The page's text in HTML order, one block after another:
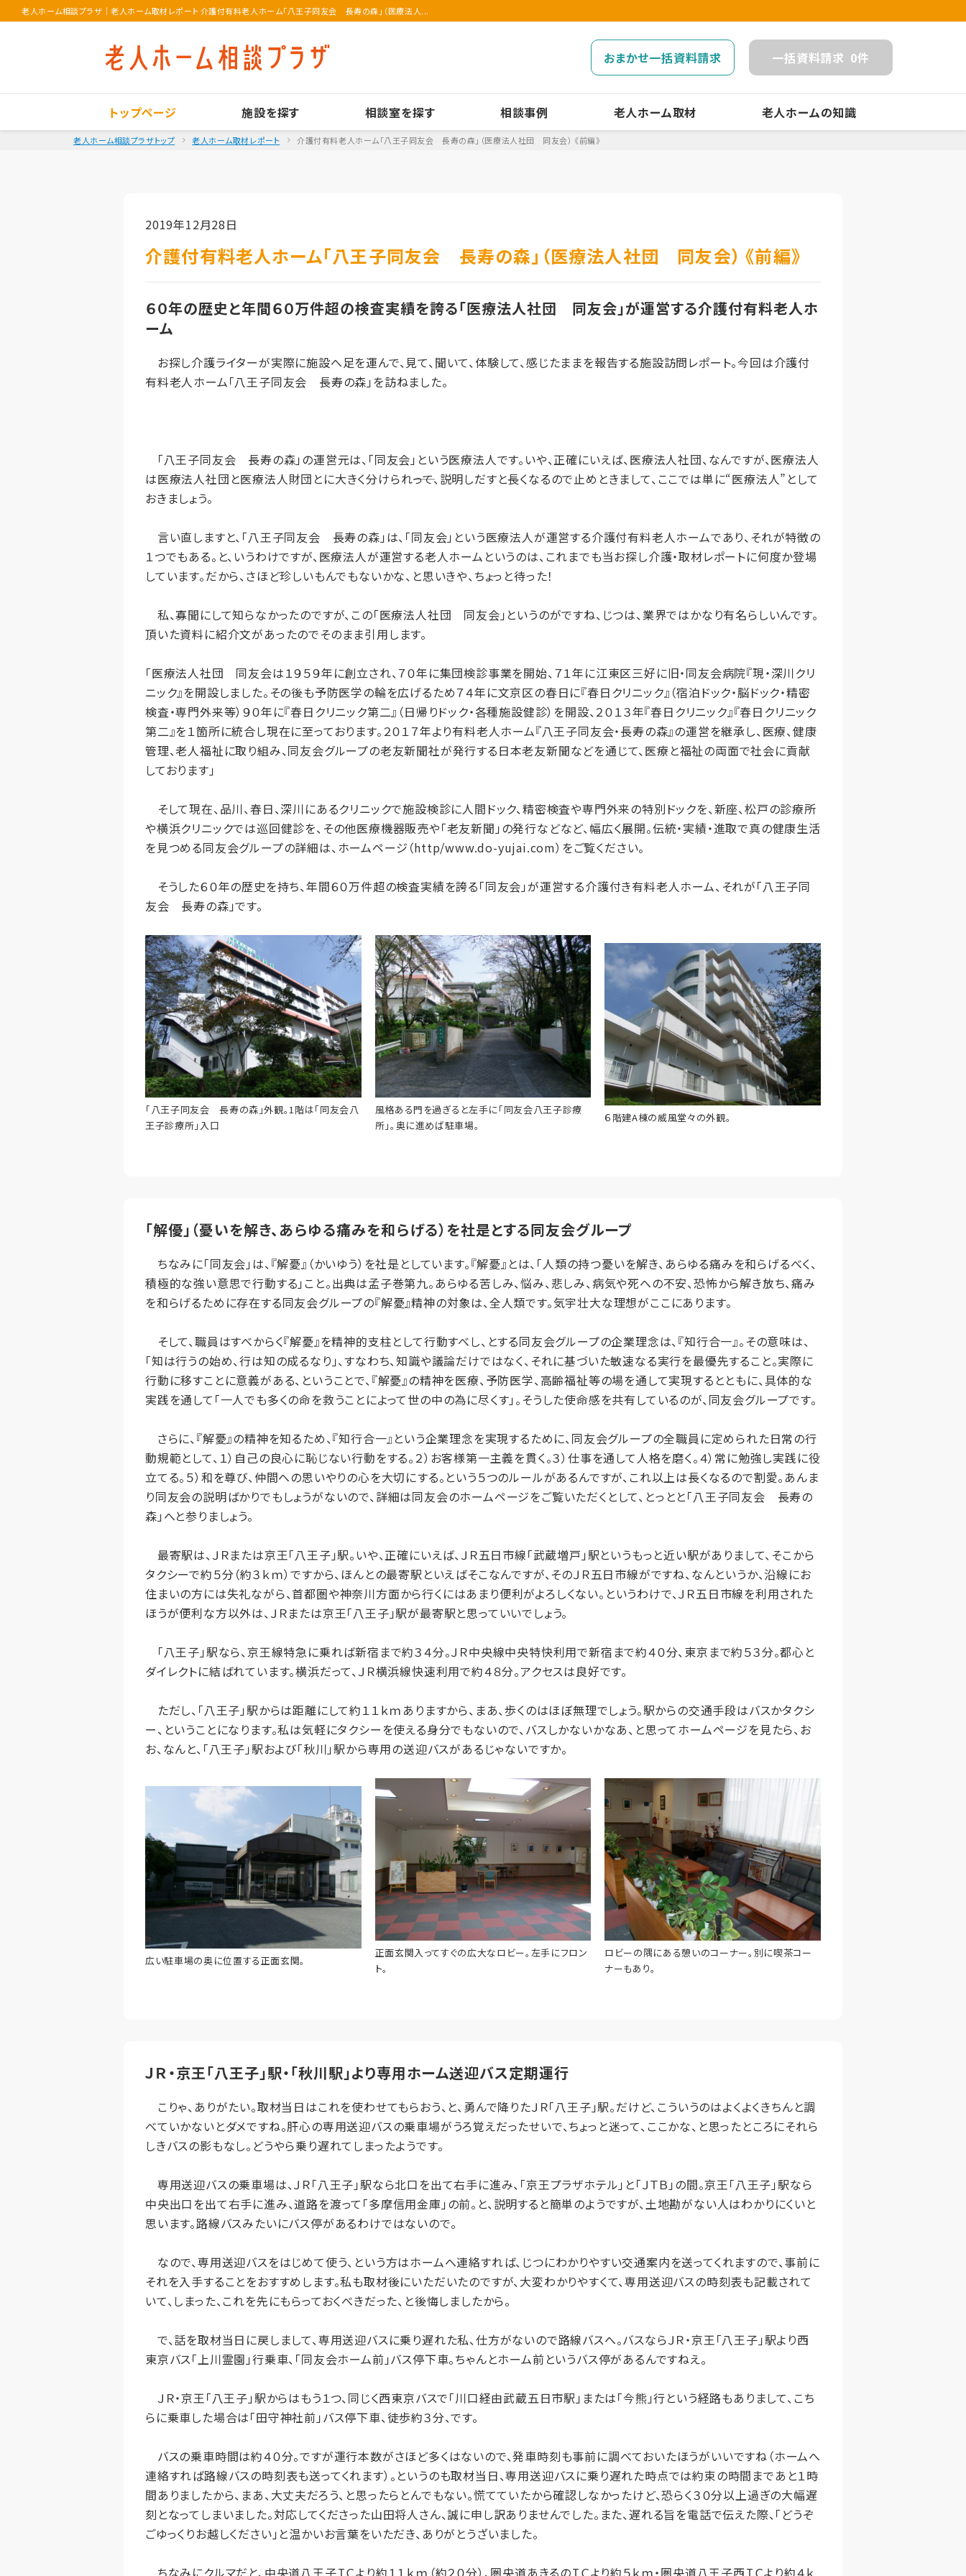
老人ホーム相談プラザ ｜老人ホーム取材レポート 介護付有料老人ホーム「八王子同友会 長寿の森」（医療法人...
おまかせ一括資料請求 一括資料請求 0件
トップページ 施設を探す 相談室を探す 相談事例 老人ホーム取材 老人ホームの知識
老人ホーム相談プラザトップ 老人ホーム取材レポート 介護付有料老人ホーム「八王子同友会 長寿の森」（医療法人社団 同友会） 《前編》
2019年12月28日
介護付有料老人ホーム「八王子同友会 長寿の森」（医療法人社団 同友会） 《前編》
６０年の歴史と年間６０万件超の検査実績を誇る「医療法人社団 同友会」が運営する介護付有料老人ホ
ーム
お探し介護ライターが実際に施設へ足を運んで、見て、聞いて、体験して、感じたままを報告する施設訪問レポート。今回は介護付
有料老人ホーム「八王子同友会 長寿の森」を訪ねました。
「八王子同友会 長寿の森」の運営元は、「同友会」という医療法人です。いや、正確にいえば、医療法人社団、なんですが、医療法人
は医療法人社団と医療法人財団とに大きく分けられ――って、説明しだすと長くなるので止めときまして、ここでは単に“医療法人”として
おきましょう。
言い直しますと、「八王子同友会 長寿の森」は、「同友会」という医療法人が運営する介護付有料老人ホームであり、それが特徴の
１つでもある。と、いうわけですが、医療法人が運営する老人ホームというのは、これまでも当お探し介護・取材レポートに何度か登場
しています。だから、さほど珍しいもんでもないかな、と思いきや、ちょっと待った！
私、寡聞にして知らなかったのですが、この「医療法人社団 同友会」というのがですね、じつは、業界ではかなり有名らしいんです。
頂いた資料に紹介文があったのでそのまま引用します。
「医療法人社団 同友会は１９５９年に創立され、７０年に集団検診事業を開始、７１年に江東区三好に旧・同友会病院『現・深川クリ
ニック』を開設しました。その後も予防医学の輪を広げるため７４年に文京区の春日に『春日クリニック』（宿泊ドック・脳ドック・精密
検査・専門外来等）９０年に『春日クリニック第二』（日帰りドック・各種施設健診）を開設、２０１３年『春日クリニック』『春日クリニック
第二』を１箇所に統合し現在に至っております。２０１７年より有料老人ホーム『八王子同友会・長寿の森』の運営を継承し、医療、健康
管理、老人福祉に取り組み、同友会グループの老友新聞社が発行する日本老友新聞などを通じて、医療と福祉の両面で社会に貢献
しております」
そして現在、品川、春日、深川にあるクリニックで施設検診に人間ドック、精密検査や専門外来の特別ドックを、新座、松戸の診療所
や横浜クリニックでは巡回健診を、その他医療機器販売や「老友新聞」の発行などなど、幅広く展開。伝統・実績・進取で真の健康生活
を見つめる同友会グループの詳細は、ホームページ（http/www.do-yujai.com）をご覧ください。
そうした６０年の歴史を持ち、年間６０万件超の検査実績を誇る「同友会」が運営する介護付き有料老人ホーム、それが「八王子同
友会 長寿の森」です。
「八王子同友会 長寿の森」外観。1階は「同友会八
王子診療所」入口
風格ある門を過ぎると左手に「同友会八王子診療
所」。奥に進めば駐車場。
６階建A棟の威風堂々の外観。
「解優」（憂いを解き、あらゆる痛みを和らげる）を社是とする同友会グループ
ちなみに「同友会」は、『解憂』（かいゆう）を社是としています。『解憂』とは、「人類の持つ憂いを解き、あらゆる痛みを和らげるべく、
積極的な強い意思で行動する」こと。出典は孟子巻第九。あらゆる苦しみ、悩み、悲しみ、病気や死への不安、恐怖から解き放ち、痛み
を和らげるために存在する同友会グループの『解憂』精神の対象は、全人類です。気宇壮大な理想がここにあります。
そして、職員はすべからく『解憂』を精神的支柱として行動すべし、とする同友会グループの企業理念は、『知行合一』。その意味は、
「知は行うの始め、行は知の成るなり」、すなわち、知識や議論だけではなく、それに基づいた敏速なる実行を最優先すること。実際に
行動に移すことに意義がある、ということで、『解憂』の精神を医療、予防医学、高齢福祉等の場を通して実現するとともに、具体的な
実践を通して「一人でも多くの命を救うことによって世の中の為に尽くす」。そうした使命感を共有しているのが、同友会グループです。
さらに、『解憂』の精神を知るため、『知行合一』という企業理念を実現するために、同友会グループの全職員に定められた日常の行
動規範として、１）自己の良心に恥じない行動をする。２）お客様第一主義を貫く。３）仕事を通して人格を磨く。４）常に勉強し実践に役
立てる。５）和を尊び、仲間への思いやりの心を大切にする。という５つのルールがあるんですが、これ以上は長くなるので割愛。あんま
り同友会の説明ばかりでもしょうがないので、詳細は同友会のホームページをご覧いただくとして、とっとと「八王子同友会 長寿の
森」へと参りましょう。
最寄駅は、ＪＲまたは京王「八王子」駅。いや、正確にいえば、ＪＲ五日市線「武蔵増戸」駅というもっと近い駅がありまして、そこから
タクシーで約５分（約３ｋｍ）ですから、ほんとの最寄駅といえばそこなんですが、そのＪＲ五日市線がですね、なんというか、沿線にお
住まいの方には失礼ながら、首都圏や神奈川方面から行くにはあまり便利がよろしくない。というわけで、ＪＲ五日市線を利用された
ほうが便利な方以外は、ＪＲまたは京王「八王子」駅が最寄駅と思っていいでしょう。
「八王子」駅なら、京王線特急に乗れば新宿まで約３４分。ＪＲ中央線中央特快利用で新宿まで約４０分、東京まで約５３分。都心と
ダイレクトに結ばれています。横浜だって、ＪＲ横浜線快速利用で約４８分。アクセスは良好です。
ただし、「八王子」駅からは距離にして約１１ｋｍありますから、まあ、歩くのはほぼ無理でしょう。駅からの交通手段はバスかタクシ
ー、ということになります。私は気軽にタクシーを使える身分でもないので、バスしかないかなあ、と思ってホームページを見たら、お
お、なんと、「八王子」駅および「秋川」駅から専用の送迎バスがあるじゃないですか。
広い駐車場の奥に位置する正面玄関。
正面玄関入ってすぐの広大なロビー。左手にフロン
ト。
ロビーの隅にある憩いのコーナー。別に喫茶コー
ナーもあり。
ＪＲ・京王「八王子」駅・「秋川駅」より専用ホーム送迎バス定期運行
こりゃ、ありがたい。取材当日はこれを使わせてもらおう、と、勇んで降りたＪＲ「八王子」駅。だけど、こういうのはよくよくきちんと調
べていかないとダメですね。肝心の専用送迎バスの乗車場がうろ覚えだったせいで、ちょっと迷って、ここかな、と思ったところにそれら
しきバスの影もなし。どうやら乗り遅れてしまったようです。
専用送迎バスの乗車場は、ＪＲ「八王子」駅なら北口を出て右手に進み、「京王プラザホテル」と「ＪＴＢ」の間。京王「八王子」駅なら
中央出口を出て右手に進み、道路を渡って「多摩信用金庫」の前。と、説明すると簡単のようですが、土地勘がない人はわかりにくいと
思います。路線バスみたいにバス停があるわけではないので。
なので、専用送迎バスをはじめて使う、という方はホームへ連絡すれば、じつにわかりやすい交通案内を送ってくれますので、事前に
それを入手することをおすすめします。私も取材後にいただいたのですが、大変わかりやすくて、専用送迎バスの時刻表も記載されて
いて、しまった、これを先にもらっておくべきだった、と後悔しましたから。
で、話を取材当日に戻しまして、専用送迎バスに乗り遅れた私、仕方がないので路線バスへ。バスならＪＲ・京王「八王子」駅より西
東京バス「上川霊園」行乗車、「同友会ホーム前」バス停下車。ちゃんとホーム前というバス停があるんですねえ。
ＪＲ・京王「八王子」駅からはもう１つ、同じく西東京バスで「川口経由武蔵五日市駅」または「今熊」行という経路もありまして、こち
らに乗車した場合は「田守神社前」バス停下車、徒歩約３分、です。
バスの乗車時間は約４０分。ですが運行本数がさほど多くはないので、発車時刻も事前に調べておいたほうがいいですね（ホームへ
連絡すれば路線バスの時刻表も送ってくれます）。というのも取材当日、専用送迎バスに乗り遅れた時点では約束の時間まであと１時
間ありましたから、まあ、大丈夫だろう、と思ったらとんでもない。慌てていたから確認しなかったけど、恐らく３０分以上過ぎの大幅遅
刻となってしまいました。対応してくださった山田将人さん、誠に申し訳ありませんでした。また、遅れる旨を電話で伝えた際、「どうぞ
ごゆっくりお越しください」と温かいお言葉をいただき、ありがとうざいました。
ちなみにクルマだと、中央道八王子ＩＣより約１１ｋｍ（約２０分）、圏央道あきるのＩＣより約５ｋｍ・圏央道八王子西ＩＣより約４ｋ